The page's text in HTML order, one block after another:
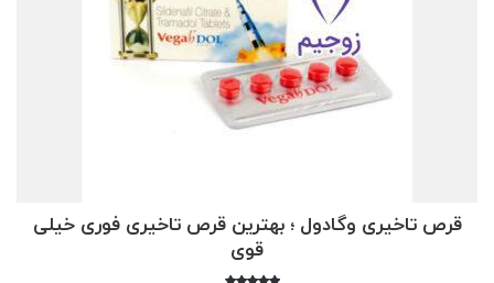
قرص تاخیری وگادول ؛ بهترین قرص تاخیری فوری خیلی
قوی